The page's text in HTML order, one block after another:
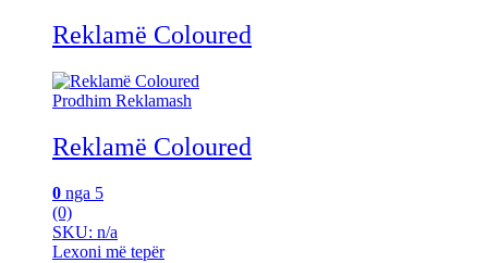
Reklamë Coloured
Prodhim Reklamash
Reklamë Coloured
0 nga 5
(0)
SKU: n/a
Lexoni më tepër